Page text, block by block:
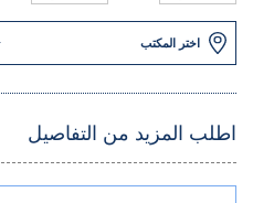
اختر المكتب
اطلب المزيد من التفاصيل